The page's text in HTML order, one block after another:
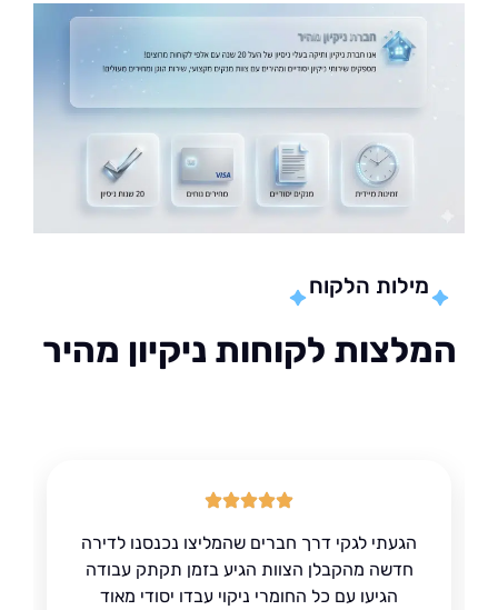
מילות הלקוח
לקוחות ניקיון מהיר
הגעתי לגקי דרך חברים שהמליצו נכנסנו לדירה
חדשה מהקבלן הצוות הגיע בזמן תקתק עבודה
הגיעו עם כל החומרי ניקוי עבדו יסודי מאוד